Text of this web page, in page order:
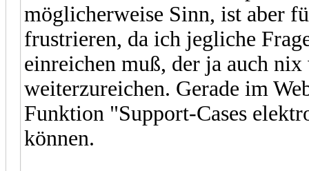
möglicherweise Sinn, ist aber
frustrieren, da ich jegliche
einreichen muß, der ja auch
weiterzureichen. Gerade im
Funktion "Support-Cases
können.